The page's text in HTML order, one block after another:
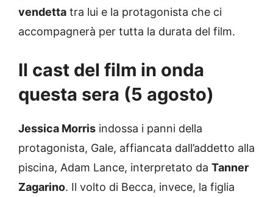
vendetta tra lui e la protagonista che ci
accompagnerà per tutta la durata del film.
Il cast del film in onda
questa sera (5 agosto)
Jessica Morris indossa i panni della
protagonista, Gale, affiancata dall’addetto alla
piscina, Adam Lance, interpretato da Tanner
Zagarino. Il volto di Becca, invece, la figlia